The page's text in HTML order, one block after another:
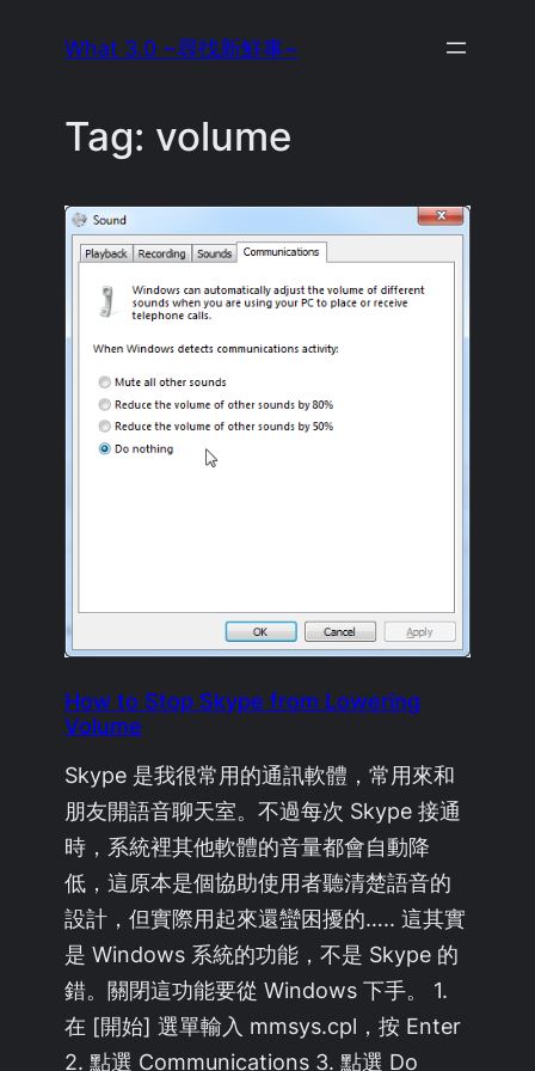
What 3.0 ~尋找新鮮事~
Tag: volume
How to Stop Skype from Lowering
Volume
Skype 是我很常用的通訊軟體，常用來和
朋友開語音聊天室。不過每次 Skype 接通
時，系統裡其他軟體的音量都會自動降
低，這原本是個協助使用者聽清楚語音的
設計，但實際用起來還蠻困擾的….. 這其實
是 Windows 系統的功能，不是 Skype 的
錯。關閉這功能要從 Windows 下手。 1.
在 [開始] 選單輸入 mmsys.cpl，按 Enter
2. 點選 Communications 3. 點選 Do